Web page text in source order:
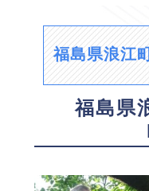
福島県浪江
福島県